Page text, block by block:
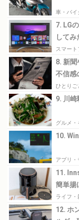
車・バイ
7. LG
してみ
スマー
8. 新
不信感
ひとりご
9. 川崎
グルメ・
10.
アプリ・
11.
簡単揚
た
ライフ・
12. ホ